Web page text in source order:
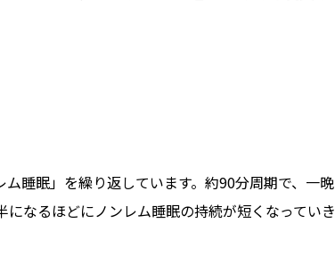
睡眠」を繰り返しています。約90分周期で、一
なるほどにノンレム睡眠の持続が短くなってい